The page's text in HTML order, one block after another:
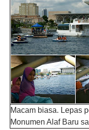
Macam biasa. Lepas
Monumen Alaf Baru